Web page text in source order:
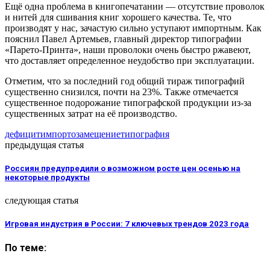
Ещё одна проблема в книгопечатании — отсутствие проволок
и нитей для сшивания книг хорошего качества. Те, что
производят у нас, зачастую сильно уступают импортным. Как
пояснил Павел Артемьев, главный директор типографии
«Парето-Принта», наши проволоки очень быстро ржавеют,
что доставляет определенное неудобство при эксплуатации.
Отметим, что за последний год общий тираж типографий
существенно снизился, почти на 23%. Также отмечается
существенное подорожание типографской продукции из-за
существенных затрат на её производство.
дефицитимпортозамещениетипография
предыдущая статья
Россиян предупредили о возможном росте цен осенью на
некоторые продукты
следующая статья
Игровая индустрия в России: 7 ключевых трендов 2023 года
По теме: